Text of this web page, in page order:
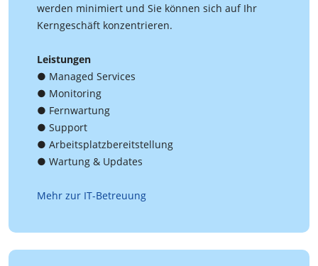
werden minimiert und Sie können sich auf Ihr
Kerngeschäft konzentrieren.
Leistungen
● Managed Services
● Monitoring
● Fernwartung
● Support
● Arbeitsplatzbereitstellung
● Wartung & Updates
Mehr zur IT-Betreuung